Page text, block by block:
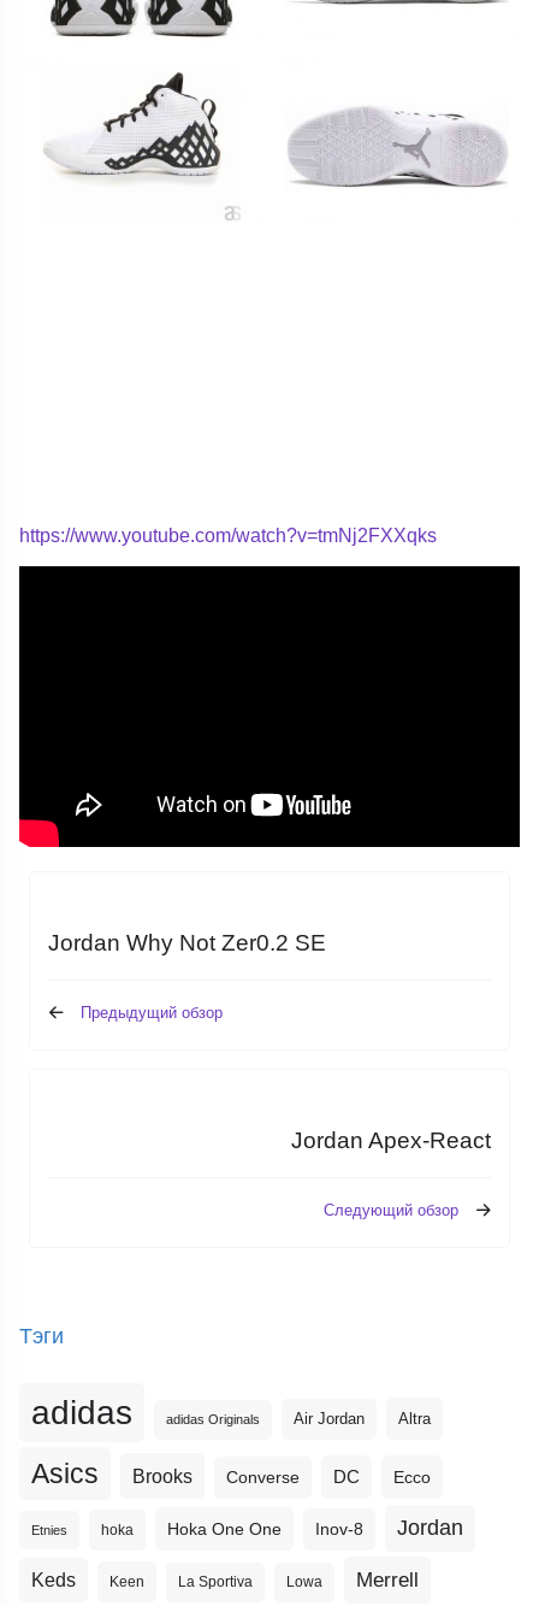
https://www.youtube.com/watch?v=tmNj2FXXqks
Jordan Why Not Zer0.2 SE
Предыдущий обзор
Jordan Apex-React
Следующий обзор
Тэги
adidas adidas Originals Air Jordan Altra
Asics Brooks Converse DC Ecco
Etnies hoka Hoka One One Inov-8 Jordan
Keds Keen La Sportiva Lowa Merrell